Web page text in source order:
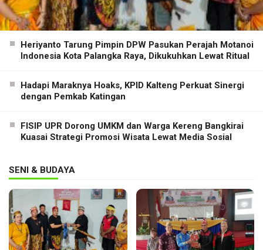
Heriyanto Tarung Pimpin DPW Pasukan Perajah Motanoi
Indonesia Kota Palangka Raya, Dikukuhkan Lewat Ritual
Hadapi Maraknya Hoaks, KPID Kalteng Perkuat Sinergi
dengan Pemkab Katingan
FISIP UPR Dorong UMKM dan Warga Kereng Bangkirai
Kuasai Strategi Promosi Wisata Lewat Media Sosial
SENI & BUDAYA